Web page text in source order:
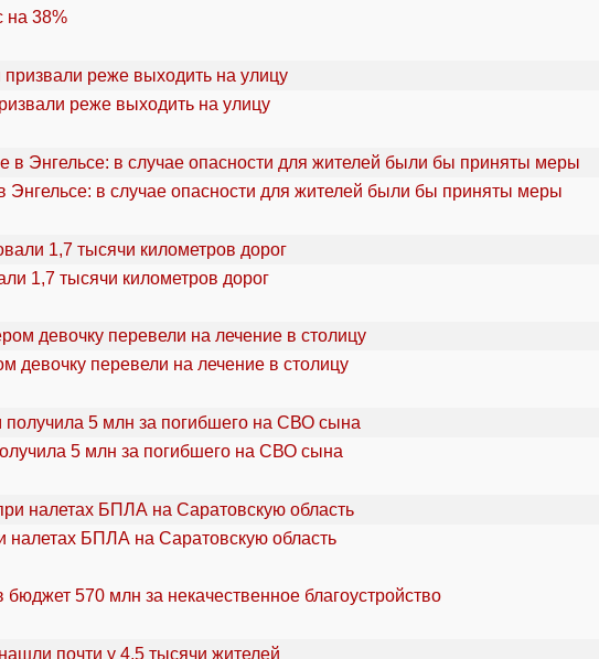
на 38%
реже выходить на улицу
в случае опасности для жителей были бы приняты меры
1,7 тысячи километров дорог
девочку перевели на лечение в столицу
5 млн за погибшего на СВО сына
налетах БПЛА на Саратовскую область
570 млн за некачественное благоустройство